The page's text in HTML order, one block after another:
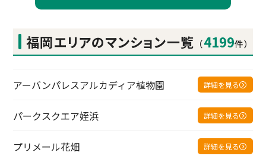
福岡エリアのマンション一覧 （4199件）
アーバンパレスアルカディア植物園 詳細を見る
パークスクエア姪浜 詳細を見る
プリメール花畑 詳細を見る